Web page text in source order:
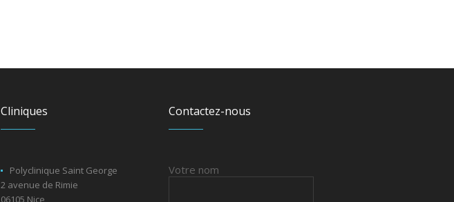
Cliniques
Polyclinique Saint George
2 avenue de Rimie
06105 Nice
Contactez-nous
Votre nom